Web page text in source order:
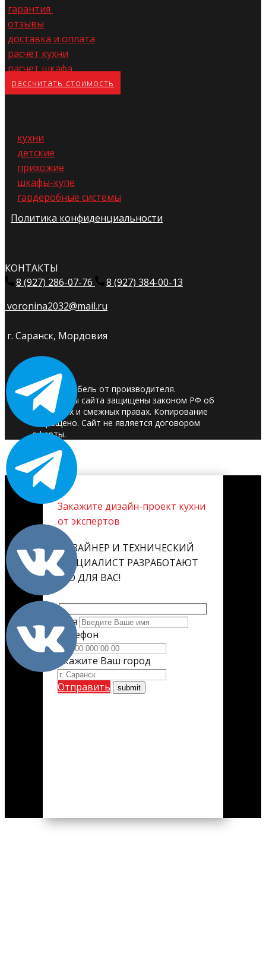
гарантия
отзывы
доставка и оплата
расчет кухни
расчет шкафа
расс​читать стоимость
кухни
детские
прихожие
шкафы-купе
гардеробные системы
Политика конфиденциальности
КОНТАКТЫ
8 (927) 286-07-76
8 (927) 384-00-13
voronina2032@mail.ru
г. Саранск, Мордовия
© 2025. Мебель от производителя.
Материалы сайта защищены законом РФ об
авторских и смежных правах. Копирование
запрещено. Сайт не является договором
оферты.
Закажите дизайн-проект кухни
от экспертов
ДИЗАЙНЕР И ТЕХНИЧЕСКИЙ
СПЕЦИАЛИСТ РАЗРАБОТАЮТ
ЕГО ДЛЯ ВАС!
Имя
Телефон
Укажите Ваш город
Отправить